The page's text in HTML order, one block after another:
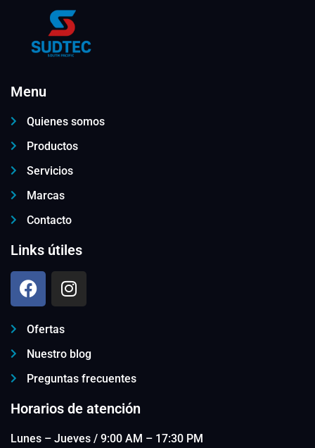
Menu
Quienes somos
Productos
Servicios
Marcas
Contacto
Links útiles
Ofertas
Nuestro blog
Preguntas frecuentes
Horarios de atención
Lunes – Jueves / 9:00 AM – 17:30 PM